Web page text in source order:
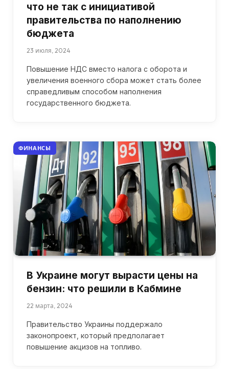
что не так с инициативой
правительства по наполнению
бюджета
23 июля, 2024
Повышение НДС вместо налога с оборота и
увеличения военного сбора может стать более
справедливым способом наполнения
государственного бюджета.
ФИНАНСЫ
В Украине могут вырасти цены на
бензин: что решили в Кабмине
22 марта, 2024
Правительство Украины поддержало
законопроект, который предполагает
повышение акцизов на топливо.